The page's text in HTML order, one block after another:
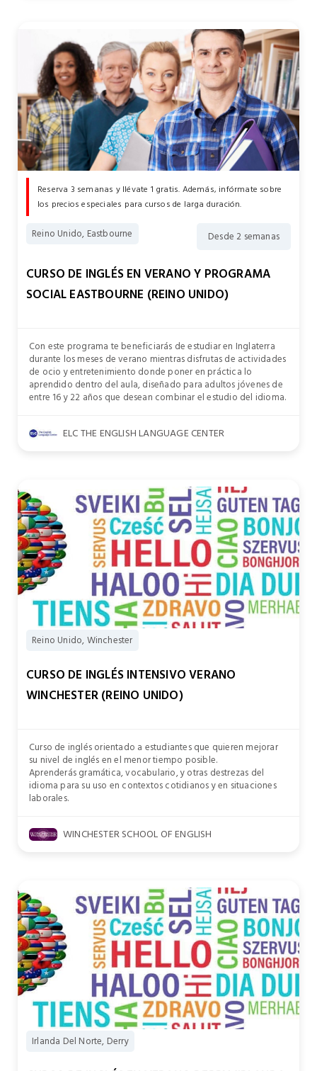
Reserva 3 semanas y llévate 1 gratis. Además, infórmate sobre
los precios especiales para cursos de larga duración.
Reino Unido, Eastbourne Desde 2 semanas
CURSO DE INGLÉS EN VERANO Y PROGRAMA
SOCIAL EASTBOURNE (REINO UNIDO)
Con este programa te beneficiarás de estudiar en Inglaterra
durante los meses de verano mientras disfrutas de actividades
de ocio y entretenimiento donde poner en práctica lo
aprendido dentro del aula, diseñado para adultos jóvenes de
entre 16 y 22 años que desean combinar el estudio del idioma.
ELC THE ENGLISH LANGUAGE CENTER
Reino Unido, Winchester
CURSO DE INGLÉS INTENSIVO VERANO
WINCHESTER (REINO UNIDO)
Curso de inglés orientado a estudiantes que quieren mejorar
su nivel de inglés en el menor tiempo posible.
Aprenderás gramática, vocabulario, y otras destrezas del
idioma para su uso en contextos cotidianos y en situaciones
laborales.
WINCHESTER SCHOOL OF ENGLISH
Irlanda Del Norte, Derry